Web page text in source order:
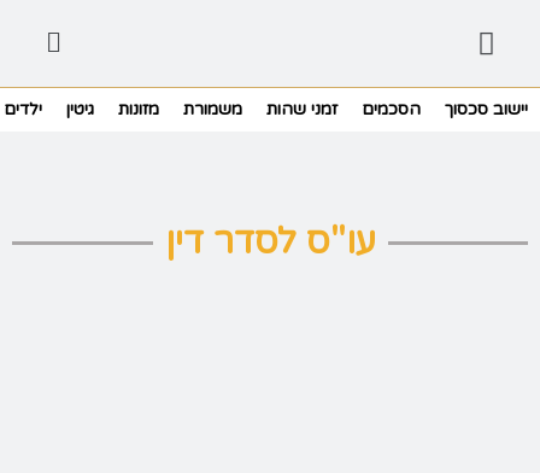
יישוב סכסוך הסכמים זמני שהות משמורת מזונות גיטין ילדים
עו"ס לסדר דין